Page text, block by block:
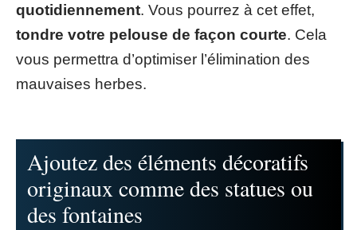
quotidiennement. Vous pourrez à cet effet,
tondre votre pelouse de façon courte. Cela
vous permettra d’optimiser l’élimination des
mauvaises herbes.
Ajoutez des éléments décoratifs
originaux comme des statues ou
des fontaines